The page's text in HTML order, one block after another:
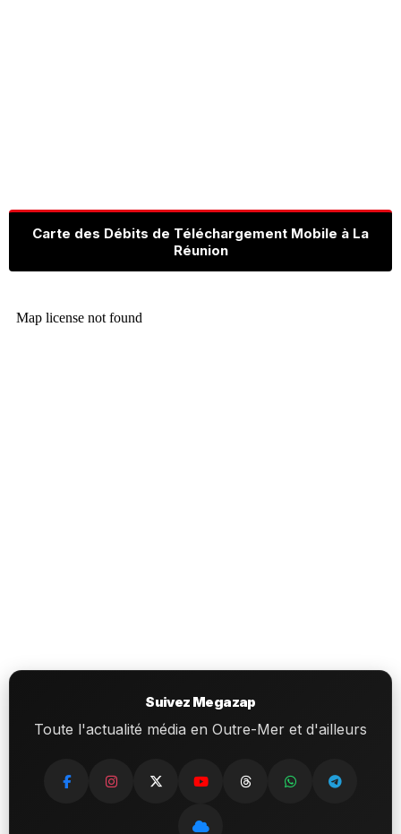
Carte des Débits de Téléchargement Mobile à La
Réunion
Suivez Megazap
Toute l'actualité média en Outre-Mer et d'ailleurs